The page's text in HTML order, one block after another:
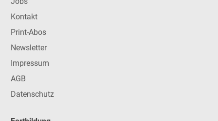
Kontakt
Print-Abos
Newsletter
Impressum
AGB
Datenschutz